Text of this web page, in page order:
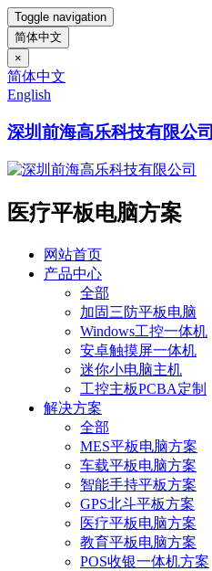
Toggle navigation
简体中文
×
简体中文
English
深圳前海高乐科技有限公司
医疗平板电脑方案
网站首页
产品中心
全部
加固三防平板电脑
Windows工控一体机
安卓触摸屏一体机
迷你小电脑主机
工控主板PCBA定制
解决方案
全部
MES平板电脑方案
车载平板电脑方案
智能手持平板方案
GPS北斗平板方案
医疗平板电脑方案
教育平板电脑方案
POS收银一体机方案